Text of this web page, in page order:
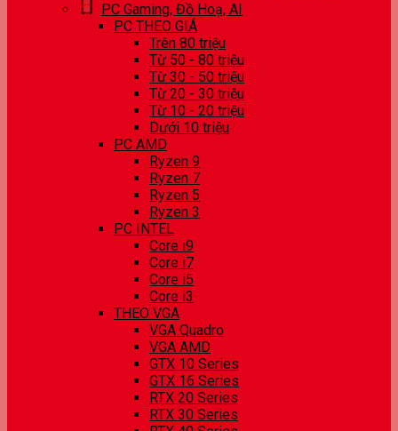
PC Gaming, Đồ Hoạ, AI
PC THEO GIÁ
Trên 80 triệu
Từ 50 - 80 triệu
Từ 30 - 50 triệu
Từ 20 - 30 triệu
Từ 10 - 20 triệu
Dưới 10 triệu
PC AMD
Ryzen 9
Ryzen 7
Ryzen 5
Ryzen 3
PC INTEL
Core i9
Core i7
Core i5
Core i3
THEO VGA
VGA Quadro
VGA AMD
GTX 10 Series
GTX 16 Series
RTX 20 Series
RTX 30 Series